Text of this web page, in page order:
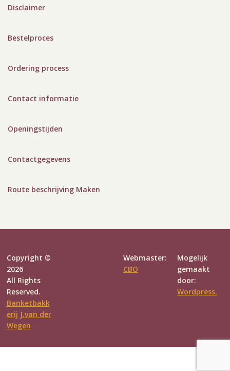
Disclaimer
Bestelproces
Ordering process
Contact informatie
Openingstijden
Contactgegevens
Route beschrijving Maken
Copyright ©
2026
All Rights
Reserved.
Banketbakk
erij J.van der
Wegen
Mogelijk
gemaakt
door:
Wordpress.
Webmaster:
CBO